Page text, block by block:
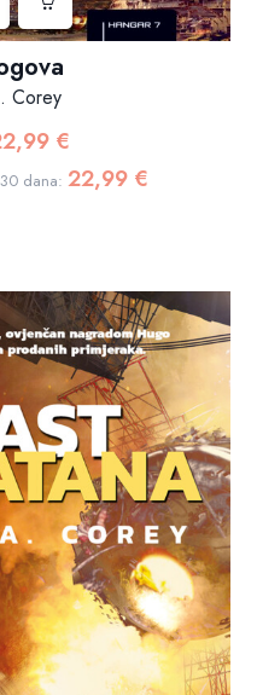
Corey
€
cijena
dana: 22,99 €